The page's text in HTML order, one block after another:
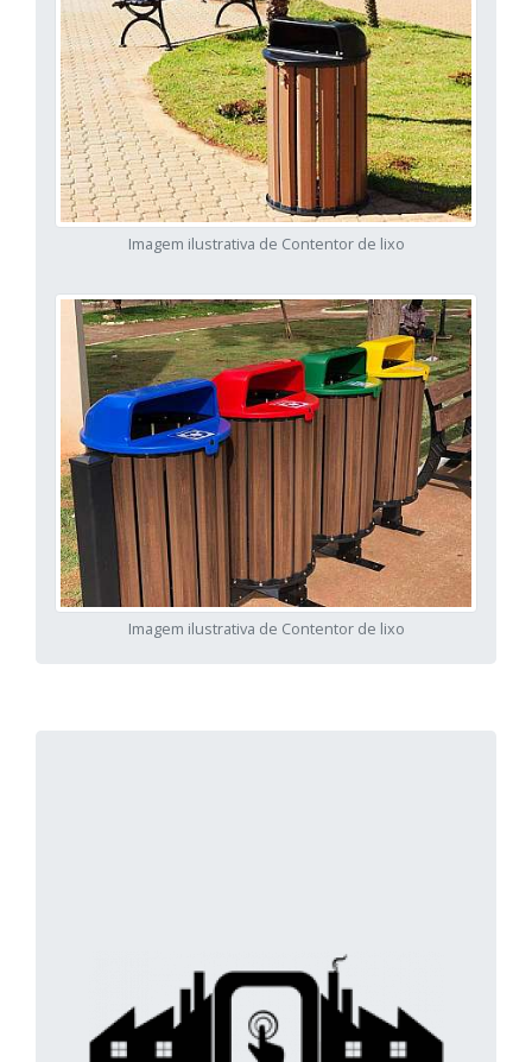
Imagem ilustrativa de Contentor de lixo
Imagem ilustrativa de Contentor de lixo